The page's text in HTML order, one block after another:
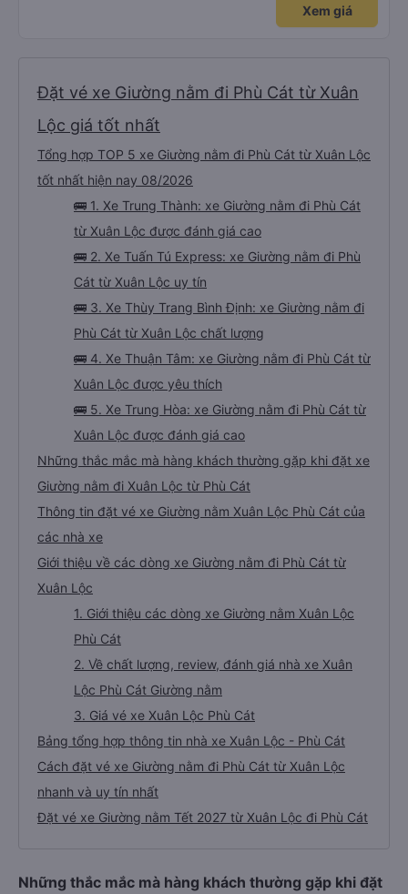
Xem giá
Đặt vé xe Giường nằm đi Phù Cát từ Xuân
Lộc giá tốt nhất
Tổng hợp TOP 5 xe Giường nằm đi Phù Cát từ Xuân Lộc
tốt nhất hiện nay 08/2026
🚌 1. Xe Trung Thành: xe Giường nằm đi Phù Cát
từ Xuân Lộc được đánh giá cao
🚌 2. Xe Tuấn Tú Express: xe Giường nằm đi Phù
Cát từ Xuân Lộc uy tín
🚌 3. Xe Thùy Trang Bình Định: xe Giường nằm đi
Phù Cát từ Xuân Lộc chất lượng
🚌 4. Xe Thuận Tâm: xe Giường nằm đi Phù Cát từ
Xuân Lộc được yêu thích
🚌 5. Xe Trung Hòa: xe Giường nằm đi Phù Cát từ
Xuân Lộc được đánh giá cao
Những thắc mắc mà hàng khách thường gặp khi đặt xe
Giường nằm đi Xuân Lộc từ Phù Cát
Thông tin đặt vé xe Giường nằm Xuân Lộc Phù Cát của
các nhà xe
Giới thiệu về các dòng xe Giường nằm đi Phù Cát từ
Xuân Lộc
1. Giới thiệu các dòng xe Giường nằm Xuân Lộc
Phù Cát
2. Về chất lượng, review, đánh giá nhà xe Xuân
Lộc Phù Cát Giường nằm
3. Giá vé xe Xuân Lộc Phù Cát
Bảng tổng hợp thông tin nhà xe Xuân Lộc - Phù Cát
Cách đặt vé xe Giường nằm đi Phù Cát từ Xuân Lộc
nhanh và uy tín nhất
Đặt vé xe Giường nằm Tết 2027 từ Xuân Lộc đi Phù Cát
Những thắc mắc mà hàng khách thường gặp khi đặt